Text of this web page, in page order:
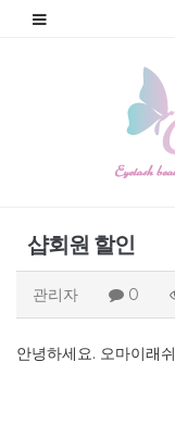
샵회원 할인
관리자 0
안녕하세요. 오마이래